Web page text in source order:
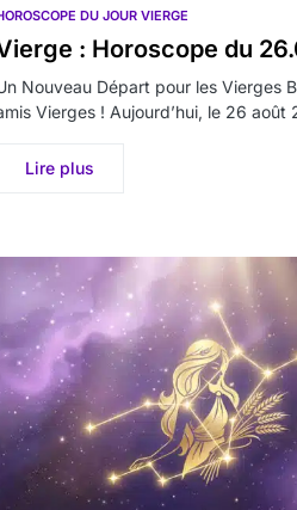
DU JOUR VIERGE
: Horoscope du
Nouveau Départ pour les Vierges
Vierges ! Aujourd’hui, le 26
Lire plus